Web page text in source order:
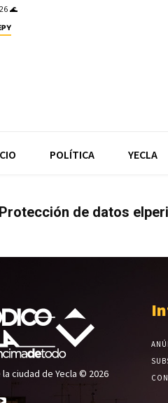
🌊
POLÍTICA YECLA
Protección de datos
ciudad de Yecla © 2026